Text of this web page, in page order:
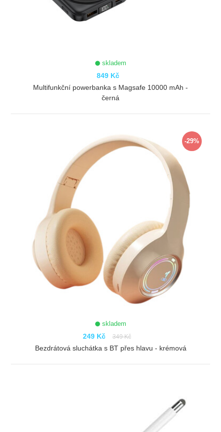
skladem
849 Kč
Multifunkční powerbanka s Magsafe 10000 mAh -
černá
-29%
skladem
249 Kč 349 Kč
Bezdrátová sluchátka s BT přes hlavu - krémová